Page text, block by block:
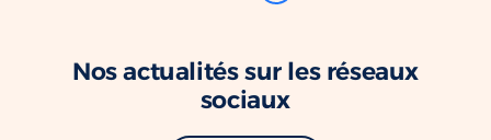
Nos actualités sur les réseaux
sociaux